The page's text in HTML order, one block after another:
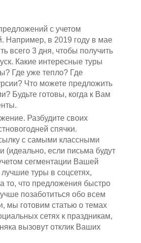
с учетом
Например, в 2019 году в мае
всего 3 дня, чтобы получить
Какие интересные туры
Где уже тепло? Где
Что можете предложить
Будьте готовы, когда к Вам
Разбудите своих
спячки.
с самыми классными
(идеально, если письма будут
сегментации Вашей
туры в соцсетях,
то, что предложения быстро
позаботиться обо всем
мы готовим статью о темах
сетях к праздникам,
вызовут отклик Ваших